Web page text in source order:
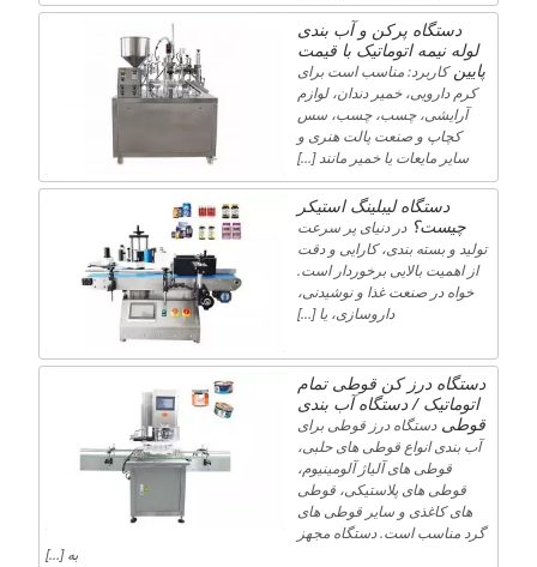
دستگاه پرکن و آب بندی
لوله نیمه اتوماتیک با قیمت
پایین کاربرد: مناسب است برای
کرم دارویی، خمیر دندان، لوازم
آرایشی، چسب، چسب، سس
کچاپ و صنعت پالت هنری و
سایر مایعات یا خمیر مانند […]
دستگاه لیبلینگ استیکر
چیست؟ در دنیای پر سرعت
تولید و بسته بندی، کارایی و دقت
از اهمیت بالایی برخوردار است.
خواه در صنعت غذا و نوشیدنی،
داروسازی، یا […]
دستگاه درز کن قوطی تمام
اتوماتیک / دستگاه آب بندی
قوطی دستگاه درز قوطی برای
آب بندی انواع قوطی های حلبی،
قوطی های آلیاژ آلومینیوم،
قوطی های پلاستیکی، قوطی
های کاغذی و سایر قوطی های
گرد مناسب است. دستگاه مجهز
به […]